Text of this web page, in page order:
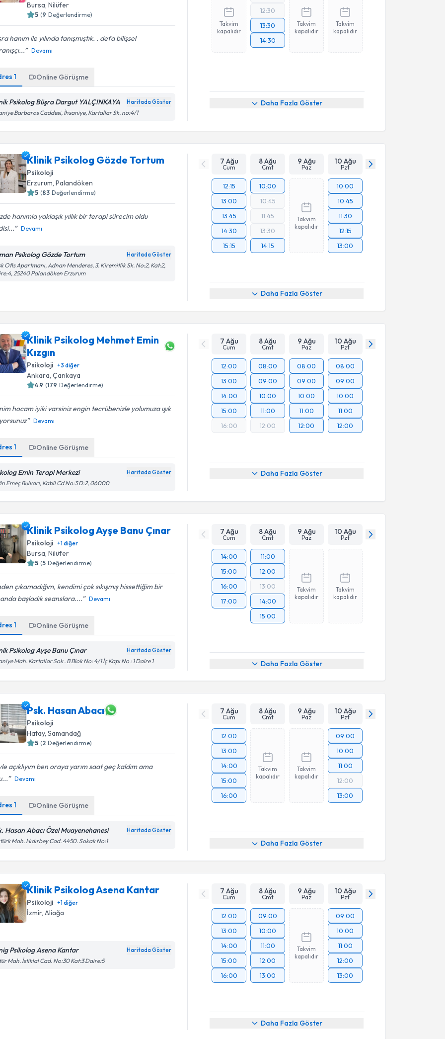
Bursa,Nilüfer
5 (9 Değerlendirme)
hanım ile yılında tanışmıştık. . defa bilişsel
Devamı
1 Online Görüşme
Psikolog Büşra Dargut YALÇINKAYA Haritada Göster
Barbaros Caddesi, İhsaniye, Kartallar Sk. no:4/1
Takvim
kapalıdır
12:30
13:30
14:30
Takvim
kapalıdır
Takvim
kapalıdır
Daha Fazla Göster
Klinik Psikolog Gözde Tortum
Psikoloji
Erzurum,Palandöken
5 (83 Değerlendirme)
hanımla yaklaşık yıllık bir terapi sürecim oldu
Devamı
Psikolog Gözde Tortum Haritada Göster
Ofis Apartmanı, Adnan Menderes, 3. Kiremitlik Sk. No:2, Kat:2,
25240 Palandöken Erzurum
7 Ağu
Cum
8 Ağu
Cmt
9 Ağu
Paz
10 Ağu
Pzt
12:15
13:00
13:45
14:30
15:15
10:00
10:45
11:45
13:30
14:15
Takvim
kapalıdır
10:00
10:45
11:30
12:15
13:00
Daha Fazla Göster
Klinik Psikolog Mehmet Emin
Kızgın
Psikoloji +3 diğer
Ankara ,Çankaya
4.9 (179 Değerlendirme)
hocam iyiki varsiniz engin tecrübenizle yolumuza ışık
Devamı
1 Online Görüşme
Emin Terapi Merkezi Haritada Göster
Emeç Bulvarı, Kabil Cd No:3 D:2, 06000
7 Ağu
Cum
8 Ağu
Cmt
9 Ağu
Paz
10 Ağu
Pzt
12:00
13:00
14:00
15:00
16:00
08:00
09:00
10:00
11:00
12:00
08:00
09:00
10:00
11:00
12:00
08:00
09:00
10:00
11:00
12:00
Daha Fazla Göster
Klinik Psikolog Ayşe Banu Çınar
Psikoloji +1diğer
Bursa ,Nilüfer
5 (5 Değerlendirme)
çıkamadığım, kendimi çok sıkışmış hissettiğim bir
başladık seanslara....
Devamı
1 Online Görüşme
Psikolog Ayşe Banu Çınar Haritada Göster
Mah. Kartallar Sok . B Blok No: 4/1 İç Kapı No : 1 Daire 1
7 Ağu
Cum
8 Ağu
Cmt
9 Ağu
Paz
10 Ağu
Pzt
14:00
15:00
16:00
17:00
11:00
12:00
13:00
14:00
15:00
Takvim
kapalıdır
Takvim
kapalıdır
Daha Fazla Göster
Psk. Hasan Abacı
Psikoloji
Hatay,Samandağ
5 (2 Değerlendirme)
açıklıyım ben oraya yarım saat geç kaldım ama
Devamı
1 Online Görüşme
Hasan Abacı Özel Muayenehanesi Haritada Göster
Mah. Hıdırbey Cad. 4450. Sokak No:1
7 Ağu
Cum
8 Ağu
Cmt
9 Ağu
Paz
10 Ağu
Pzt
12:00
13:00
14:00
15:00
16:00
Takvim
kapalıdır
Takvim
kapalıdır
09:00
10:00
11:00
12:00
13:00
Daha Fazla Göster
Klinik Psikolog Asena Kantar
Psikoloji +1diğer
İzmir,Aliağa
Psikolog Asena Kantar Haritada Göster
Mah. İstiklal Cad. No:30 Kat:3 Daire:5
7 Ağu
Cum
8 Ağu
Cmt
9 Ağu
Paz
10 Ağu
Pzt
12:00
13:00
14:00
15:00
16:00
09:00
10:00
11:00
12:00
13:00
Takvim
kapalıdır
09:00
10:00
11:00
12:00
13:00
Daha Fazla Göster